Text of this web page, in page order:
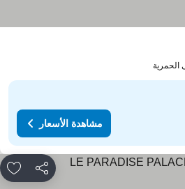
الأسعار
مشاهدة الأسعار
مشاركة